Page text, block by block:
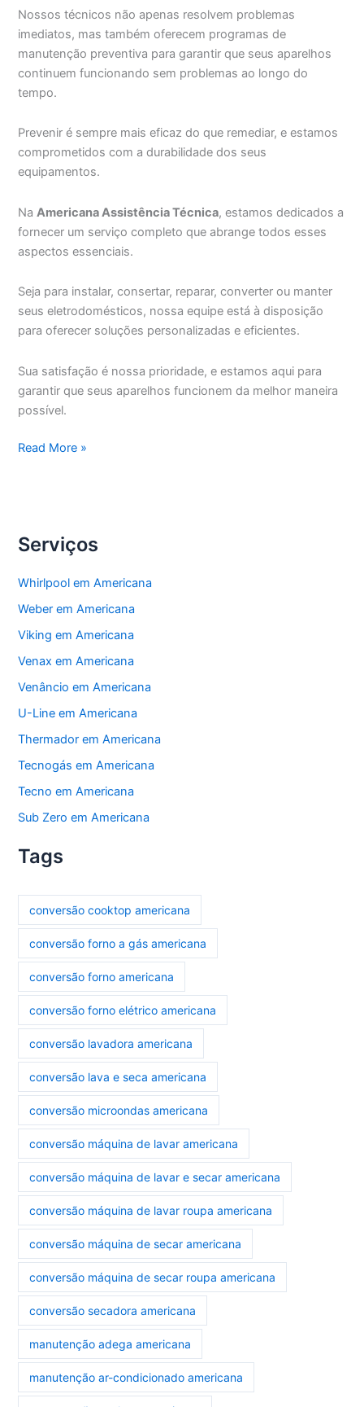
Nossos técnicos não apenas resolvem problemas
imediatos, mas também oferecem programas de
manutenção preventiva para garantir que seus aparelhos
continuem funcionando sem problemas ao longo do
tempo.
Prevenir é sempre mais eficaz do que remediar, e estamos
comprometidos com a durabilidade dos seus
equipamentos.
NaAmericana Assistência Técnica, estamos dedicados a
fornecer um serviço completo que abrange todos esses
aspectos essenciais.
Seja para instalar, consertar, reparar, converter ou manter
seus eletrodomésticos, nossa equipe está à disposição
para oferecer soluções personalizadas e eficientes.
Sua satisfação é nossa prioridade, e estamos aqui para
garantir que seus aparelhos funcionem da melhor maneira
possível.
Americana
Read More »
Serviços
Whirlpool em Americana
Weber em Americana
Viking em Americana
Venax em Americana
Venâncio em Americana
U-Line em Americana
Thermador em Americana
Tecnogás em Americana
Tecno em Americana
Sub Zero em Americana
Tags
conversão cooktop americana
conversão forno a gás americana
conversão forno americana
conversão forno elétrico americana
conversão lavadora americana
conversão lava e seca americana
conversão microondas americana
conversão máquina de lavar americana
conversão máquina de lavar e secar americana
conversão máquina de lavar roupa americana
conversão máquina de secar americana
conversão máquina de secar roupa americana
conversão secadora americana
manutenção adega americana
manutenção ar-condicionado americana